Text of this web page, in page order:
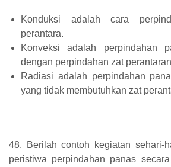
Konduksi adalah cara
perantara.
Konveksi adalah perpindahan
dengan perpindahan zat
Radiasi adalah perpindahan
yang tidak membutuhkan zat
48. Berilah contoh kegiatan sehari-
peristiwa perpindahan panas